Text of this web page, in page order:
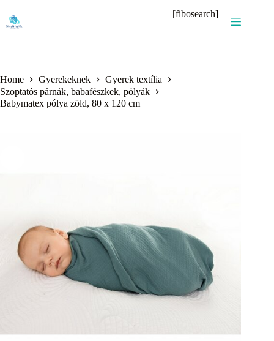
content
[fibosearch]
Home Gyerekeknek
Gyerek textília
Szoptatós párnák, babafészkek, pólyák
Babymatex pólya zöld, 80 x 120 cm